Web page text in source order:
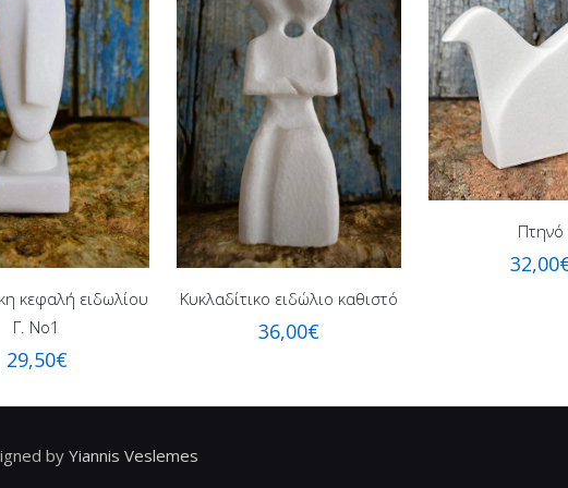
κεφαλή ειδωλίου
Γ. Νο1
29,50€
Κυκλαδίτικο ειδώλιο καθιστό
36,00€
Πτηνό
32,00
byYiannis Veslemes